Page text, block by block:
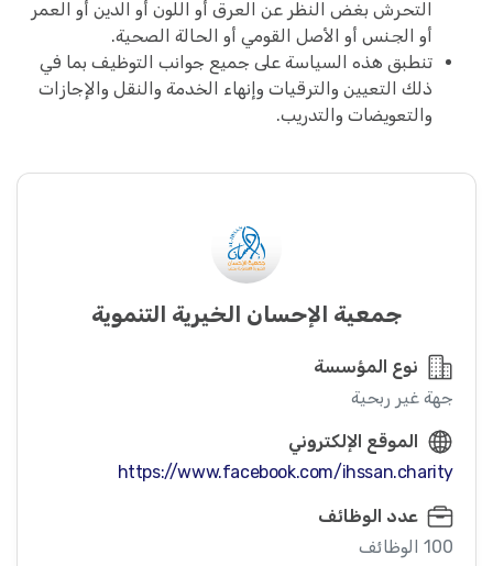
التحرش بغض النظر عن العرق أو اللون أو الدين أو العمر
أو الجنس أو الأصل القومي أو الحالة الصحية.
تنطبق هذه السياسة على جميع جوانب التوظيف بما في
ذلك التعيين والترقيات وإنهاء الخدمة والنقل والإجازات
والتعويضات والتدريب.
جمعية الإحسان الخيرية التنموية
نوع المؤسسة
جهة غير ربحية
الموقع الإلكتروني
https://www.facebook.com/ihssan.charity
عدد الوظائف
100 الوظائف